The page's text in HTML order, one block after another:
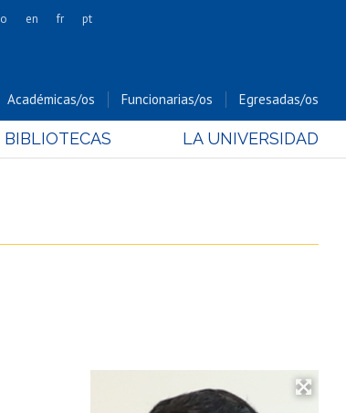
y Conservación
Cs. Sociales
en fr pt
Académicas/os Funcionarias/os Egresadas/os
BIBLIOTECAS LA UNIVERSIDAD